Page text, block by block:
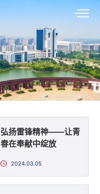
弘扬雷锋精神——让青
春在奉献中绽放
2024.03.05